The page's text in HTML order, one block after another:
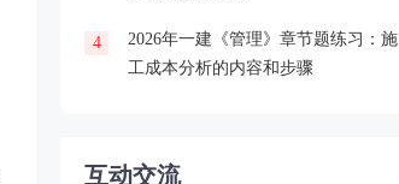
4
2026年一建《管理》章节题练习：施
工成本分析的内容和步骤
互动交流